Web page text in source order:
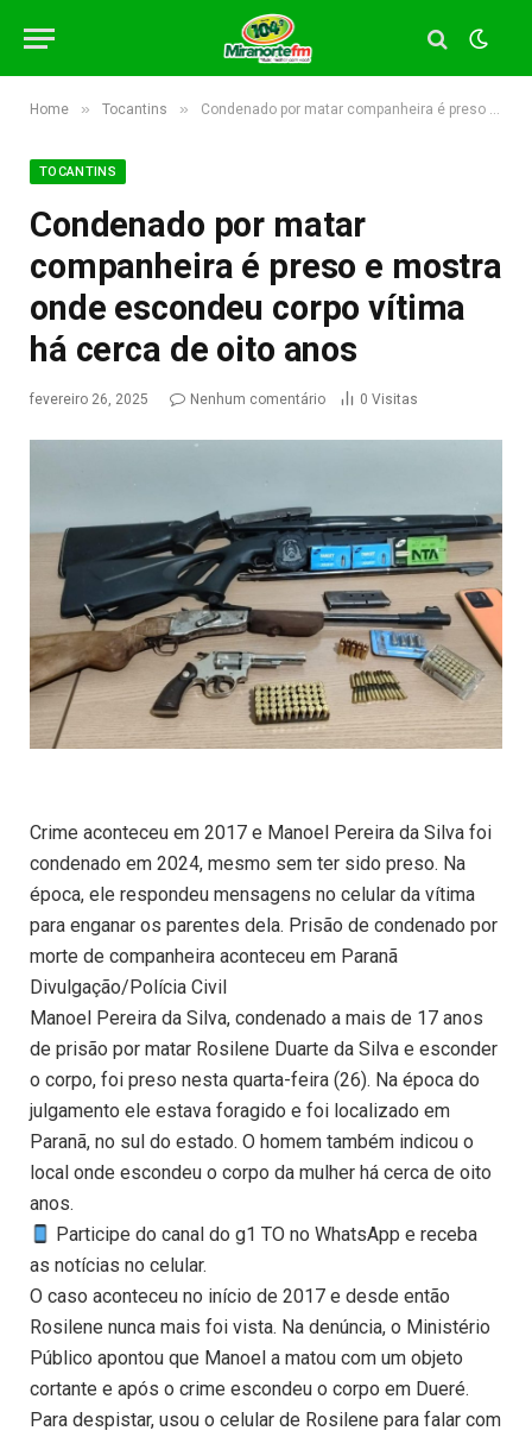
Home » Tocantins » Condenado por matar companheira é preso e mostra onde escondeu corpo vítima há cerca de oito anos
TOCANTINS
Condenado por matar
companheira é preso e mostra
onde escondeu corpo vítima
há cerca de oito anos
fevereiro 26, 2025 Nenhum comentário 0 Visitas
Crime aconteceu em 2017 e Manoel Pereira da Silva foi
condenado em 2024, mesmo sem ter sido preso. Na
época, ele respondeu mensagens no celular da vítima
para enganar os parentes dela. Prisão de condenado por
morte de companheira aconteceu em Paranã
Divulgação/Polícia Civil
Manoel Pereira da Silva, condenado a mais de 17 anos
de prisão por matar Rosilene Duarte da Silva e esconder
o corpo, foi preso nesta quarta-feira (26). Na época do
julgamento ele estava foragido e foi localizado em
Paranã, no sul do estado. O homem também indicou o
local onde escondeu o corpo da mulher há cerca de oito
anos.
Participe do canal do g1 TO no WhatsApp e receba
as notícias no celular.
O caso aconteceu no início de 2017 e desde então
Rosilene nunca mais foi vista. Na denúncia, o Ministério
Público apontou que Manoel a matou com um objeto
cortante e após o crime escondeu o corpo em Dueré.
Para despistar, usou o celular de Rosilene para falar com